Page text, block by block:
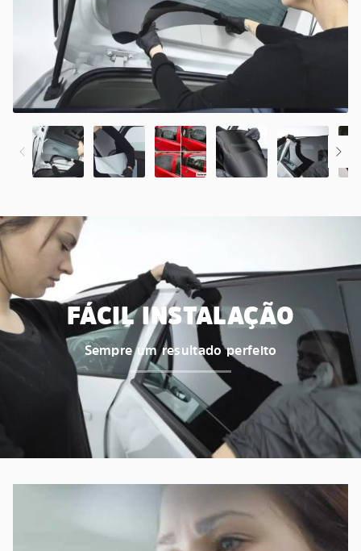
FÁCIL INSTALAÇÃO
Sempre um resultado perfeito